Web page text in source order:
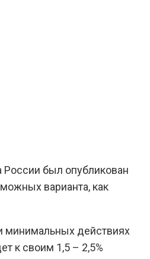
был опубликован
варианта, как
минимальных действиях
к своим 1,5 – 2,5%